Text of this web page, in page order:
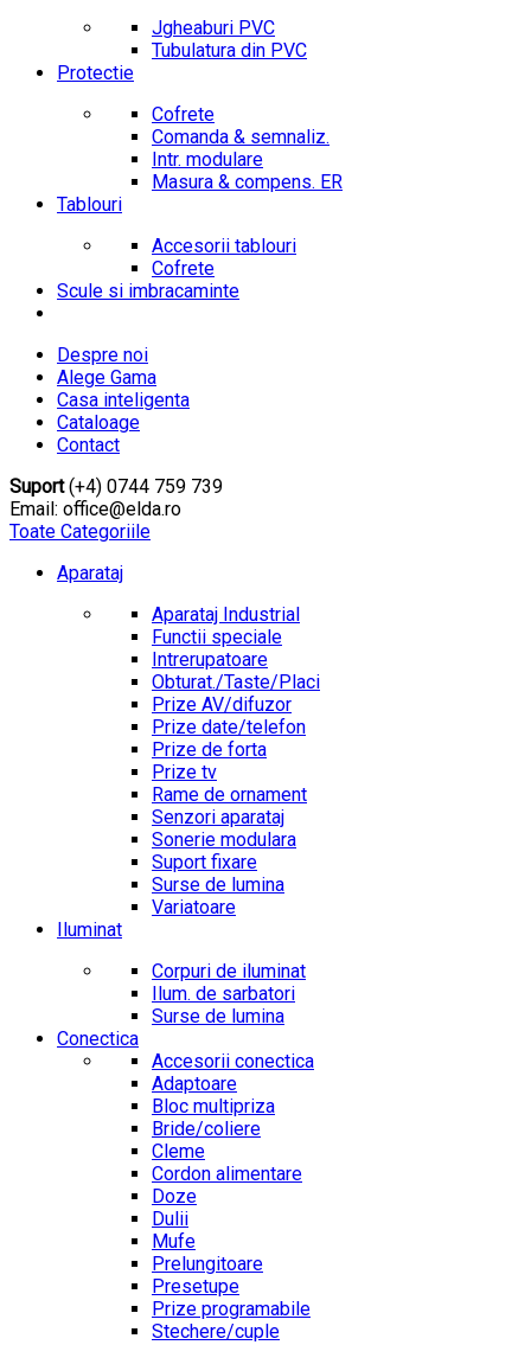
Jgheaburi PVC
Tubulatura din PVC
Protectie
Cofrete
Comanda & semnaliz.
Intr. modulare
Masura & compens. ER
Tablouri
Accesorii tablouri
Cofrete
Scule si imbracaminte
Despre noi
Alege Gama
Casa inteligenta
Cataloage
Contact
Suport(+4) 0744 759 739
Email: office@elda.ro
Toate Categoriile
Aparataj
Aparataj Industrial
Functii speciale
Intrerupatoare
Obturat./Taste/Placi
Prize AV/difuzor
Prize date/telefon
Prize de forta
Prize tv
Rame de ornament
Senzori aparataj
Sonerie modulara
Suport fixare
Surse de lumina
Variatoare
Iluminat
Corpuri de iluminat
Ilum. de sarbatori
Surse de lumina
Conectica
Accesorii conectica
Adaptoare
Bloc multipriza
Bride/coliere
Cleme
Cordon alimentare
Doze
Dulii
Mufe
Prelungitoare
Presetupe
Prize programabile
Stechere/cuple